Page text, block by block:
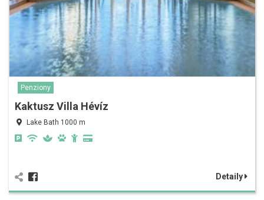
Penziony
Kaktusz Villa Hévíz
Lake Bath 1000 m
Detaily